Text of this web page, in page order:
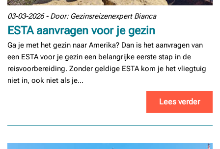
03-03-2026 - Door: Gezinsreizenexpert Bianca
ESTA aanvragen voor je gezin
Ga je met het gezin naar Amerika? Dan is het aanvragen van
een ESTA voor je gezin een belangrijke eerste stap in de
reisvoorbereiding. Zonder geldige ESTA kom je het vliegtuig
niet in, ook niet als je...
Lees verder